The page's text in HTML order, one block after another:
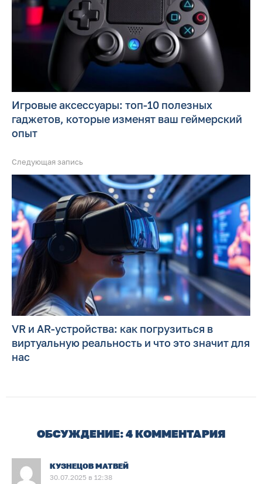
Игровые аксессуары: топ-10 полезных
гаджетов, которые изменят ваш геймерский
опыт
Следующая запись
VR и AR-устройства: как погрузиться в
виртуальную реальность и что это значит для
нас
ОБСУЖДЕНИЕ: 4 КОММЕНТАРИЯ
КУЗНЕЦОВ МАТВЕЙ
30.07.2025 в 12:38